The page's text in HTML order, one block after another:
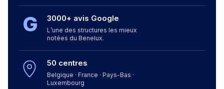
G 3000+ avis Google
L’une des structures les mieux
notées du Benelux.
50 centres
Belgique · France · Pays-Bas ·
Luxembourg